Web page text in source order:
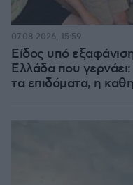
Είδος υπό
Ελλάδα που
τα επιδόματα, η
07.08.2026, 15:59